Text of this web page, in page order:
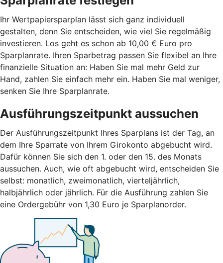
Ihr Wertpapiersparplan lässt sich ganz individuell
gestalten, denn Sie entscheiden, wie viel Sie regelmäßig
investieren. Los geht es schon ab 10,00 € Euro pro
Sparplanrate. Ihren Sparbetrag passen Sie flexibel an Ihre
finanzielle Situation an: Haben Sie mal mehr Geld zur
Hand, zahlen Sie einfach mehr ein. Haben Sie mal weniger,
senken Sie Ihre Sparplanrate.
Ausführungszeitpunkt aussuchen
Der Ausführungszeitpunkt Ihres Sparplans ist der Tag, an
dem Ihre Sparrate von Ihrem Girokonto abgebucht wird.
Dafür können Sie sich den 1. oder den 15. des Monats
aussuchen. Auch, wie oft abgebucht wird, entscheiden Sie
selbst: monatlich, zweimonatlich, vierteljährlich,
halbjährlich oder jährlich. Für die Ausführung zahlen Sie
eine Ordergebühr von 1,30 Euro je Sparplanorder.